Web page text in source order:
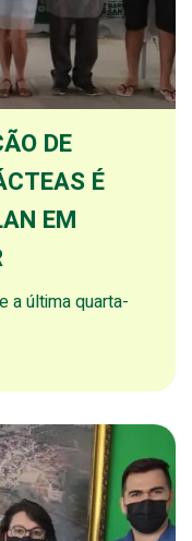
DE
É
EM
a última quarta-